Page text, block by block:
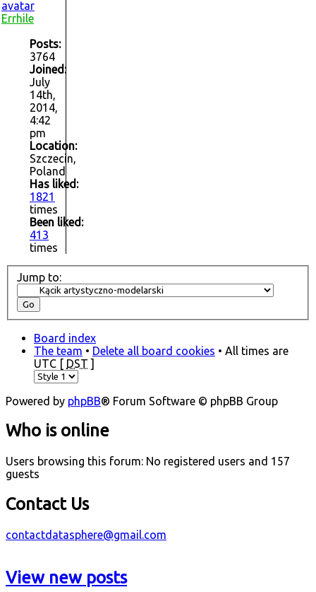
Errhile
Posts:
3764
Joined:
July
14th,
2014,
4:42
pm
Location:
Szczecin,
Poland
Has liked:
1821
times
Been liked:
413
times
Jump to:
Board index
The team • Delete all board cookies • All times are
UTC [ DST ]
Powered by phpBB® Forum Software © phpBB Group
Who is online
Users browsing this forum: No registered users and 157
guests
Contact Us
contactdatasphere@gmail.com
View new posts